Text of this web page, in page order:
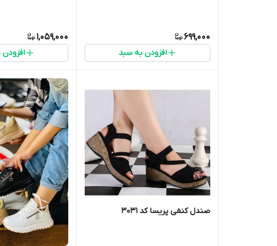
699,000
افزودن به سبد
1,059,000
صندل کنفی پریسا کد ۳۰۳۱